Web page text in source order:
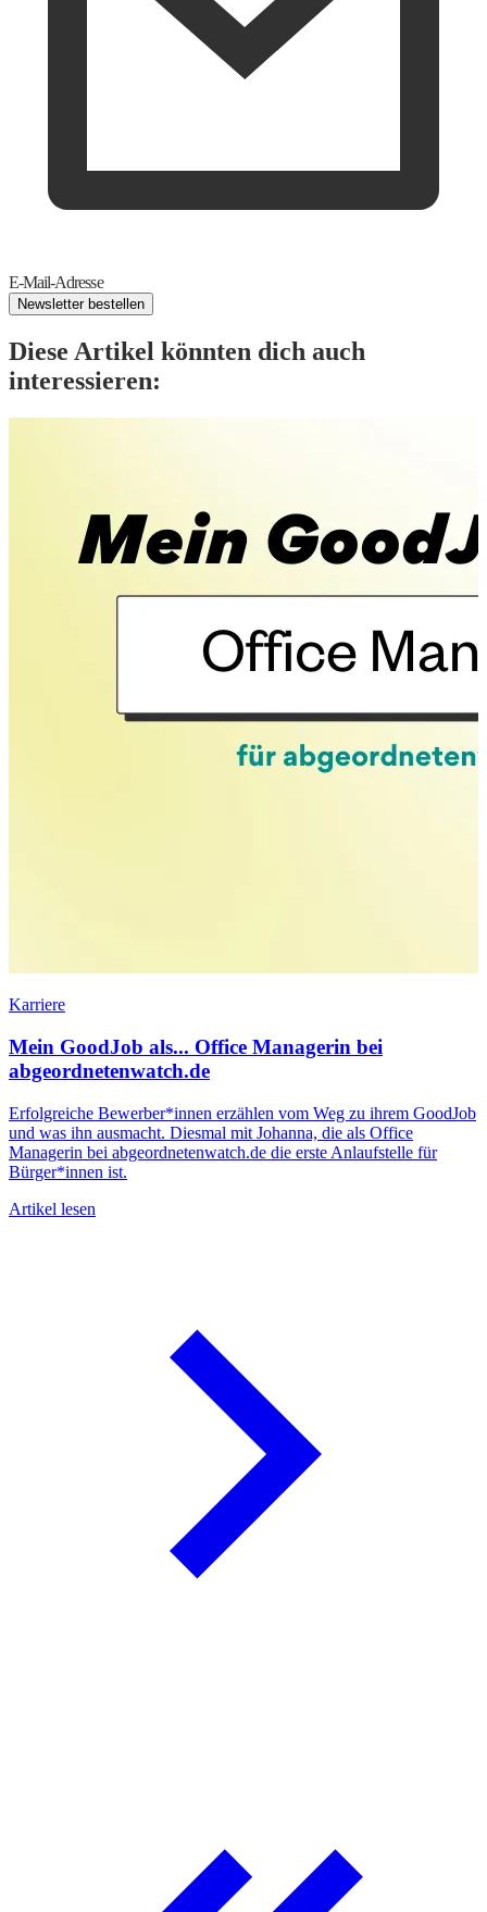
E-Mail-Adresse
Newsletter bestellen
Diese Artikel könnten dich auch
interessieren:
Karriere
Mein GoodJob als... Office Managerin bei
abgeordnetenwatch.de
Erfolgreiche Bewerber*innen erzählen vom Weg zu ihrem GoodJob
und was ihn ausmacht. Diesmal mit Johanna, die als Office
Managerin bei abgeordnetenwatch.de die erste Anlaufstelle für
Bürger*innen ist.
Artikel lesen